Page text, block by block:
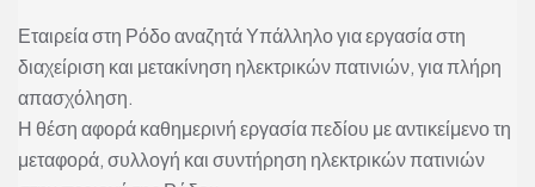
Εταιρεία στη Ρόδο αναζητά Υπάλληλο για εργασία στη
διαχείριση και μετακίνηση ηλεκτρικών πατινιών, για πλήρη
απασχόληση.
Η θέση αφορά καθημερινή εργασία πεδίου με αντικείμενο τη
μεταφορά, συλλογή και συντήρηση ηλεκτρικών πατινιών